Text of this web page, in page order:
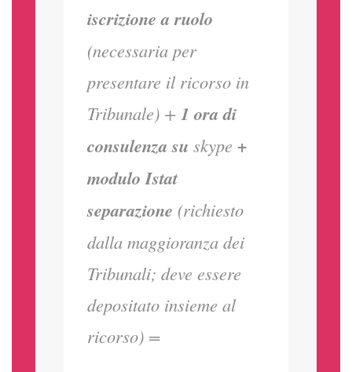
iscrizione a ruolo
(necessaria per
presentare il ricorso in
Tribunale) + 1 ora di
consulenza su skype +
modulo Istat
separazione (richiesto
dalla maggioranza dei
Tribunali; deve essere
depositato insieme al
ricorso) =